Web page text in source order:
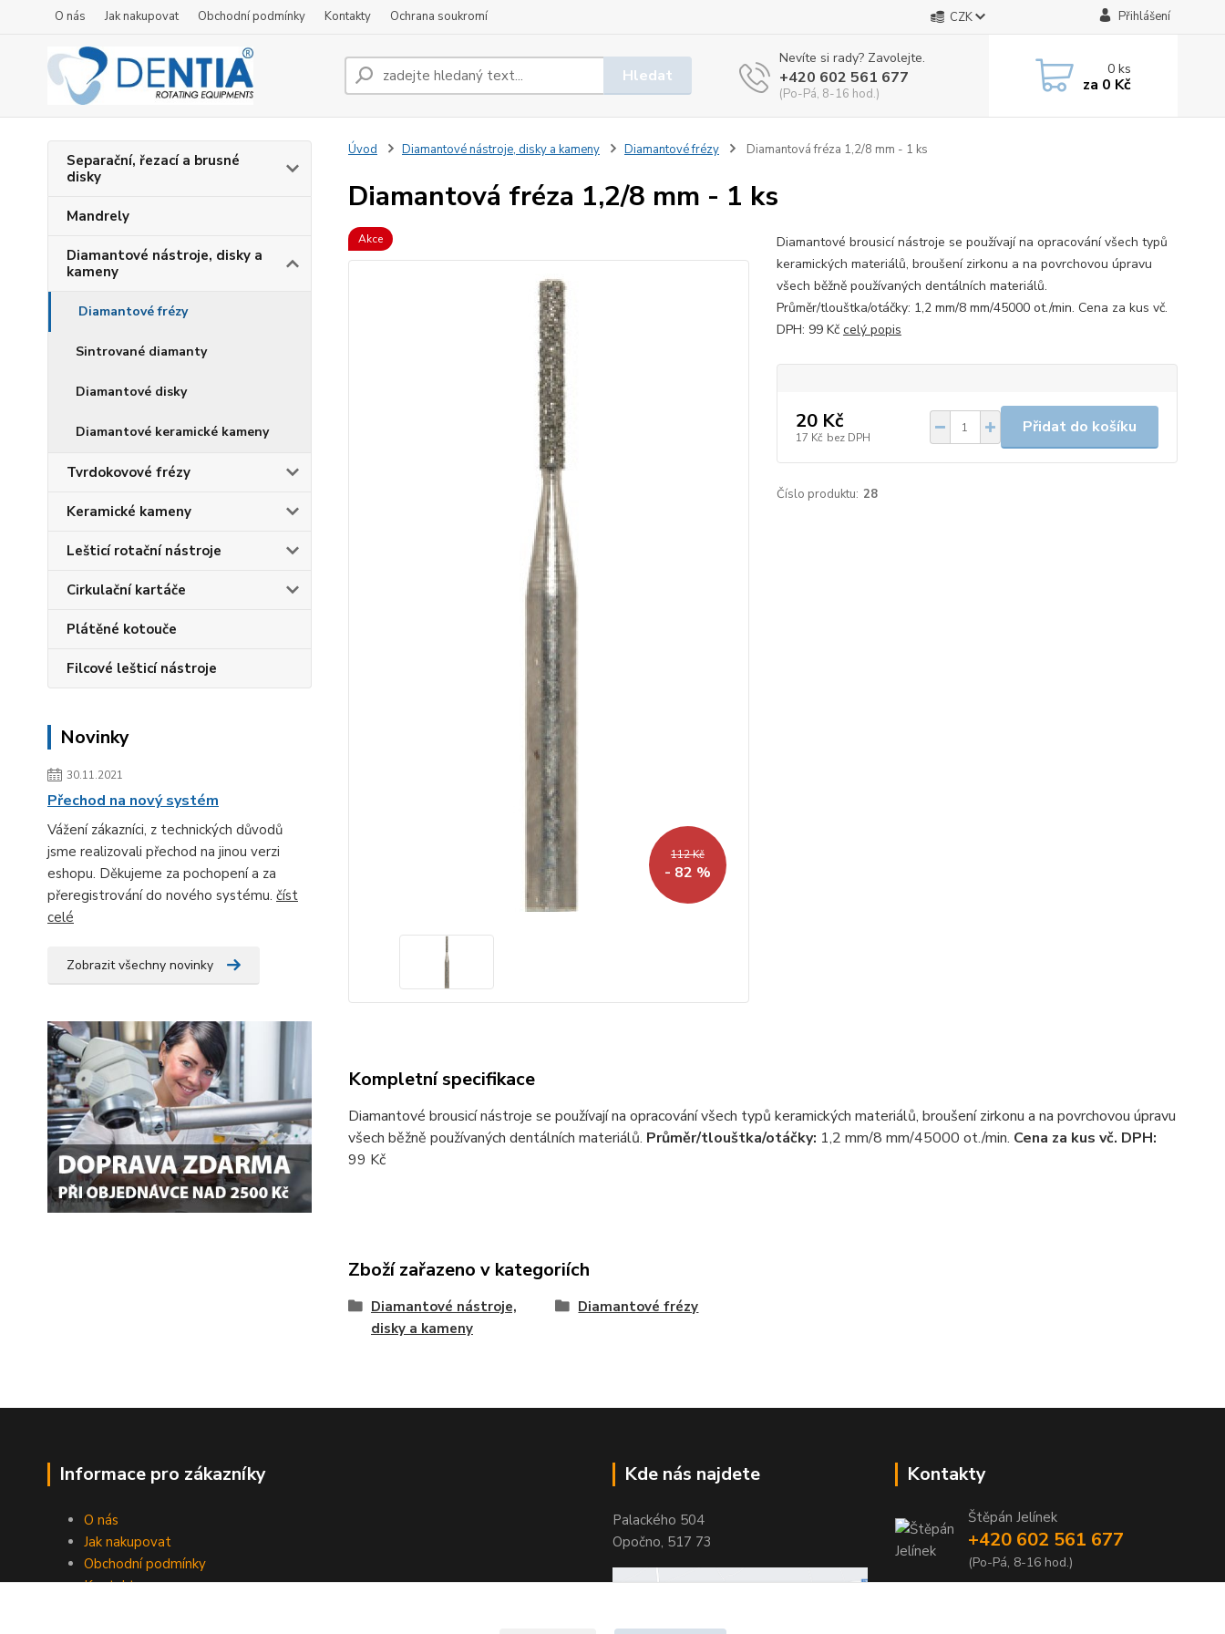
O nás Jak nakupovat Obchodní podmínky Kontakty Ochrana soukromí CZK Přihlášení
Hledat
Nevíte si rady? Zavolejte.
+420 602 561 677
(Po-Pá, 8-16 hod.)
0ks
za 0 Kč
Separační, řezací a brusné
disky
Mandrely
Diamantové nástroje, disky a
kameny
Diamantové frézy
Sintrované diamanty
Diamantové disky
Diamantové keramické kameny
Tvrdokovové frézy
Keramické kameny
Lešticí rotační nástroje
Cirkulační kartáče
Plátěné kotouče
Filcové lešticí nástroje
Novinky
30.11.2021
Přechod na nový systém
Vážení zákazníci, z technických důvodů
jsme realizovali přechod na jinou verzi
eshopu. Děkujeme za pochopení a za
přeregistrování do nového systému. číst
celé
Zobrazit všechny novinky
Úvod Diamantové nástroje, disky a kameny Diamantové frézy Diamantová fréza 1,2/8 mm - 1 ks
Diamantová fréza 1,2/8 mm - 1 ks
Akce
112 Kč
- 82 %
Diamantové brousicí nástroje se používají na opracování všech typů
keramických materiálů, broušení zirkonu a na povrchovou úpravu
všech běžně používaných dentálních materiálů.
Průměr/tlouštka/otáčky: 1,2 mm/8 mm/45000 ot./min. Cena za kus vč.
DPH: 99 Kč celý popis
20 Kč
17 Kč bez DPH
Přidat do košíku
Číslo produktu: 28
Kompletní specifikace
Diamantové brousicí nástroje se používají na opracování všech typů keramických materiálů, broušení zirkonu a na povrchovou úpravu
všech běžně používaných dentálních materiálů. Průměr/tlouštka/otáčky: 1,2 mm/8 mm/45000 ot./min. Cena za kus vč. DPH:
99 Kč
Zboží zařazeno v kategoriích
Diamantové nástroje,
disky a kameny
Diamantové frézy
Informace pro zákazníky
O nás
Jak nakupovat
Obchodní podmínky
Kontakty
Kde nás najdete
Palackého 504
Opočno, 517 73
Kontakty
Štěpán Jelínek
+420 602 561 677
(Po-Pá, 8-16 hod.)